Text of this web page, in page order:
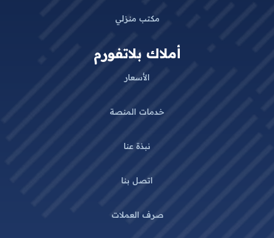
مكتب منزلي
أملاك بلاتفورم
الأسعار
خدمات المنصة
نبذة عنا
اتصل بنا
صرف العملات